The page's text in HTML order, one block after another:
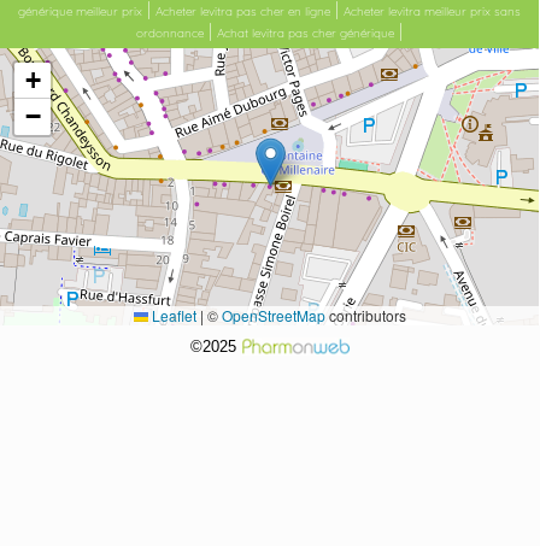
générique meilleur prix
Acheter levitra pas cher en ligne
Acheter levitra meilleur prix sans
ordonnance
Achat levitra pas cher générique
+
−
Leaflet | ©OpenStreetMapcontributors
©2025